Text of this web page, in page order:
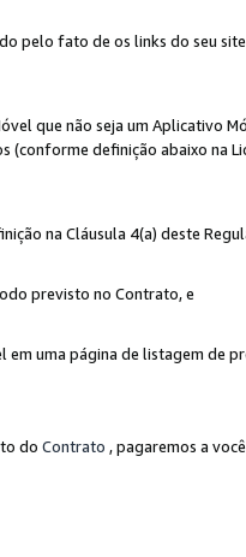
fato de os links do seu
que não seja um Aplicativo
definição abaixo na
na Cláusula 4(a) deste
previsto no Contrato, e
uma página de listagem de
do Contrato , pagaremos a